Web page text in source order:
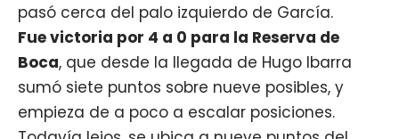
pasó cerca del palo izquierdo de García.
Fue victoria por 4 a 0 para la Reserva de
Boca, que desde la llegada de Hugo Ibarra
sumó siete puntos sobre nueve posibles, y
empieza de a poco a escalar posiciones.